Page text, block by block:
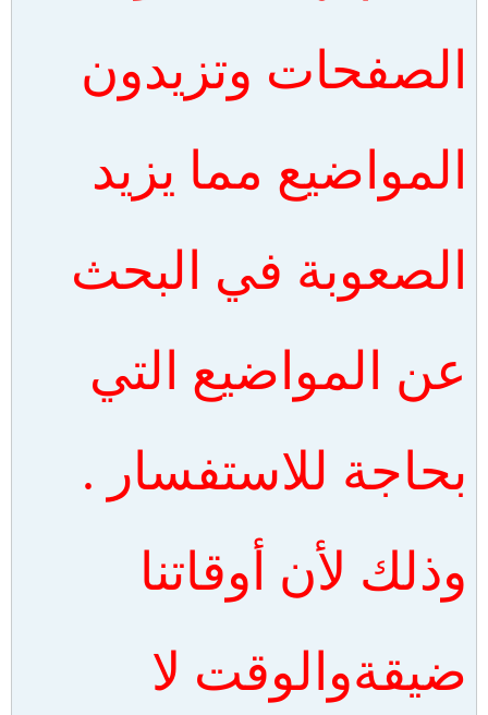
الصفحات وتزيدون
المواضيع مما يزيد
الصعوبة في البحث
عن المواضيع التي
بحاجة للاستفسار .
وذلك لأن أوقاتنا
ضيقةوالوقت لا